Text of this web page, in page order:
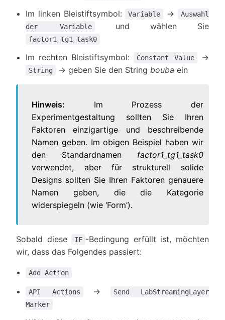
Im linken Bleistiftsymbol: Variable →
Auswahl
der Variable
und wählen Sie
factor1_tg1_task0
Im rechten Bleistiftsymbol: Constant Value →
String → geben Sie den Stringbouba ein
Hinweis: Im Prozess der
Experimentgestaltung sollten Sie Ihren
Faktoren einzigartige und beschreibende
Namen geben. Im obigen Beispiel haben wir
den Standardnamen factor1_tg1_task0
verwendet, aber für strukturell solide
Designs sollten Sie Ihren Faktoren genauere
Namen geben, die die Kategorie
widerspiegeln (wie ‘Form’).
Sobald diese IF -Bedingung erfüllt ist, möchten
wir, dass das Folgendes passiert:
Add Action
API Actions →
Send LabStreamingLayer
Marker